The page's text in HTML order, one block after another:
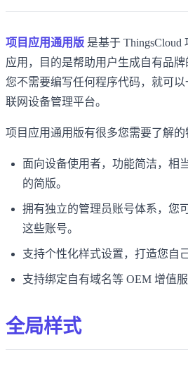
项目应用通用版 是基于 ThingsCloud
应用，目的是帮助用户生成自有品牌
您不需要编写任何程序代码，就可以
联网设备管理平台。
项目应用通用版有很多您需要了解的
面向设备使用者，功能简洁，相
的简版。
拥有独立的管理员账号体系，您
这些账号。
支持个性化样式设置，打造您自
支持绑定自有域名等 OEM 增值服
全局样式